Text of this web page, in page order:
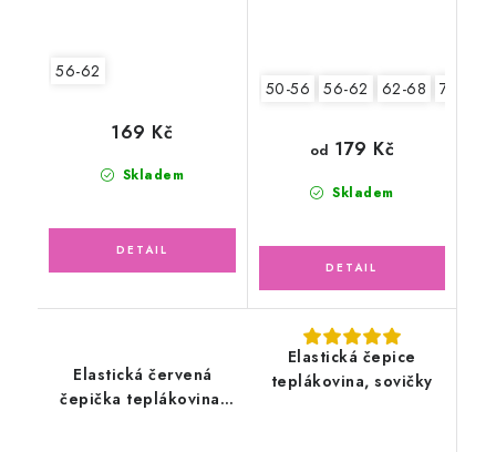
56-62
Skladem
169 Kč
50-56 56-62 62-68 74-80
Skladem
od 179 Kč
Elastická červená
čepička teplákovina,
Elastická čepice
teplákovina, sovičky